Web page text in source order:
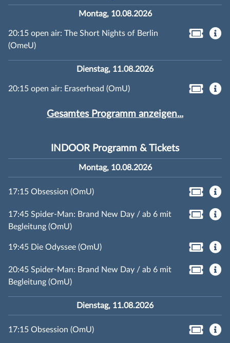
Montag, 10.08.2026
20:15 open air: The Short Nights of Berlin
(OmeU)
Dienstag, 11.08.2026
20:15 open air: Eraserhead (OmU)
Gesamtes Programm anzeigen...
INDOOR Programm & Tickets
Montag, 10.08.2026
17:15 Obsession (OmU)
17:45 Spider-Man: Brand New Day / ab 6 mit
Begleitung (OmU)
19:45 Die Odyssee (OmU)
20:45 Spider-Man: Brand New Day / ab 6 mit
Begleitung (OmU)
Dienstag, 11.08.2026
17:15 Obsession (OmU)